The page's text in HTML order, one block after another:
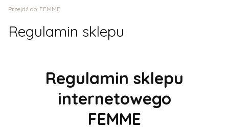
Przejdź do: FEMME
Regulamin sklepu
Regulamin sklepu
internetowego
FEMME